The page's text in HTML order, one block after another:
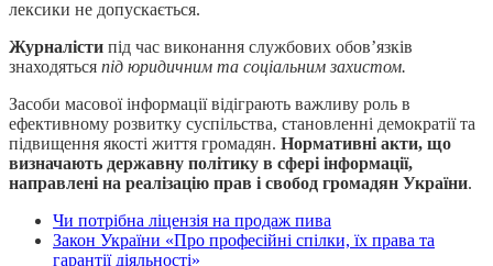
лексики не допускається.
Журналісти під час виконання службових обов’язків
знаходяться під юридичним та соціальним захистом.
Засоби масової інформації відіграють важливу роль в
ефективному розвитку суспільства, становленні демократії та
підвищення якості життя громадян. Нормативні акти, що
визначають державну політику в сфері інформації,
направлені на реалізацію прав і свобод громадян України.
Чи потрібна ліцензія на продаж пива
Закон України «Про професійні спілки, їх права та
гарантії діяльності»